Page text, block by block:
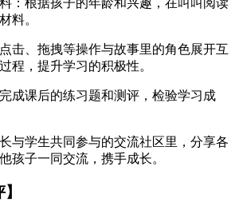
料。
击、拖拽等操作与故事里的角色展开互
程，提升学习的积极性。
成课后的练习题和测评，检验学习成
与学生共同参与的交流社区里，分享各
孩子一同交流，携手成长。